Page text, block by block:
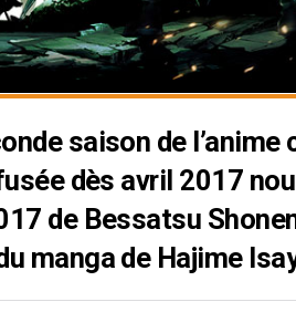
saison de l’anime
dès avril 2017
de Bessatsu
manga de Hajime